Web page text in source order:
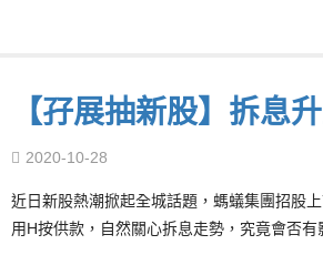
【孖展抽新股】拆息
2020-10-28
近日新股熱潮掀起全城話題，螞蟻集團招股
用H按供款，自然關心拆息走勢，究竟會否